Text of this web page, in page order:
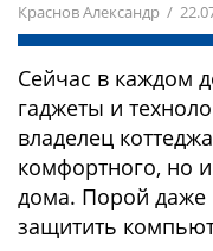
Краснов Александр /
Сейчас в каждом
гаджеты и
владелец
комфортного, но
дома. Порой даже
защитить